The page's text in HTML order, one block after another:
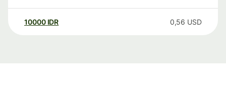
10000 IDR 0,56 USD